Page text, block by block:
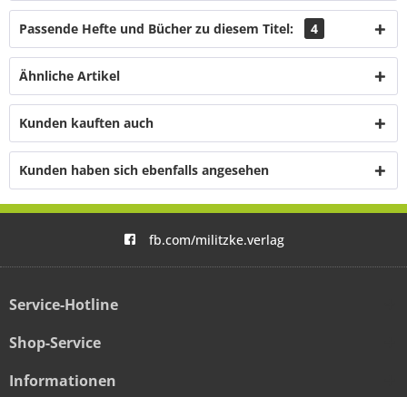
Passende Hefte und Bücher zu diesem Titel: 4
Ähnliche Artikel
Kunden kauften auch
Kunden haben sich ebenfalls angesehen
fb.com/militzke.verlag
Service-Hotline
Shop-Service
Informationen